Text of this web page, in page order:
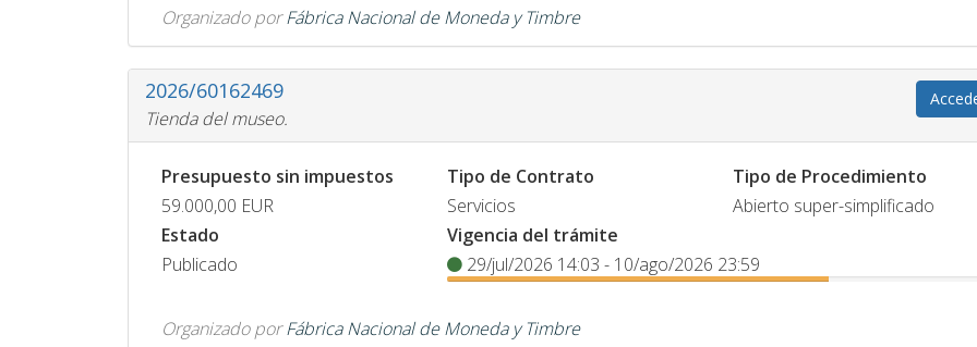
Organizado por Fábrica Nacional de Moneda y Timbre
2026/60162469
Tienda del museo.
Presupuesto sin impuestos
59.000,00 EUR
Tipo de Contrato
Servicios
Tipo de Procedimiento
Abierto super-simplificado
Estado
Publicado
Vigencia del trámite
29/jul/2026 14:03 - 10/ago/2026 23:59
Organizado por Fábrica Nacional de Moneda y Timbre